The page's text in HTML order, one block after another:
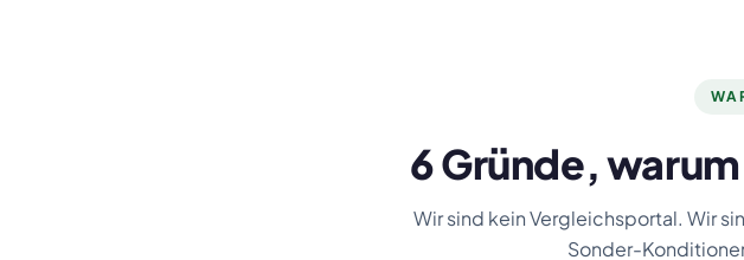
6 Gründe,
Wir sind kein Vergleichsportal. Wir
Sonder-